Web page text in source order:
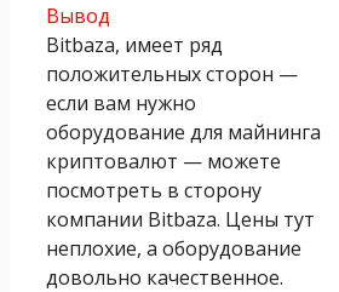
Вывод
Bitbaza, имеет ряд
положительных сторон —
если вам нужно
оборудование для майнинга
криптовалют — можете
посмотреть в сторону
компании Bitbaza. Цены тут
неплохие, а оборудование
довольно качественное.